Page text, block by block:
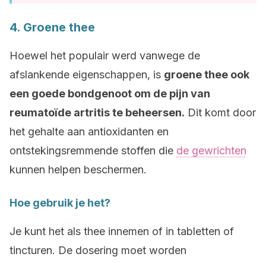
4. Groene thee
Hoewel het populair werd vanwege de
afslankende eigenschappen, is groene thee ook
een goede bondgenoot om de pijn van
reumatoïde artritis te beheersen. Dit komt door
het gehalte aan antioxidanten en
ontstekingsremmende stoffen die de gewrichten
kunnen helpen beschermen.
Hoe gebruik je het?
Je kunt het als thee innemen of in tabletten of
tincturen. De dosering moet worden